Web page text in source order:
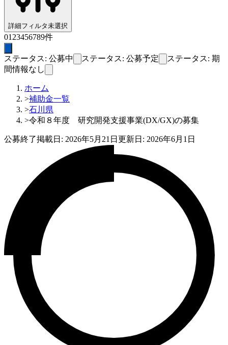
詳細フィルタ未選択
01 23456789件
ステータス: 公募中 ステータス: 公募予定
ステータス: 期
間情報なし
ホーム
>補助金一覧
>石川県
>令和８年度 研究開発支援事業(DX/GX)の募集
公募終了掲載日: 2026年5月21日 更新日: 2026年6月1日